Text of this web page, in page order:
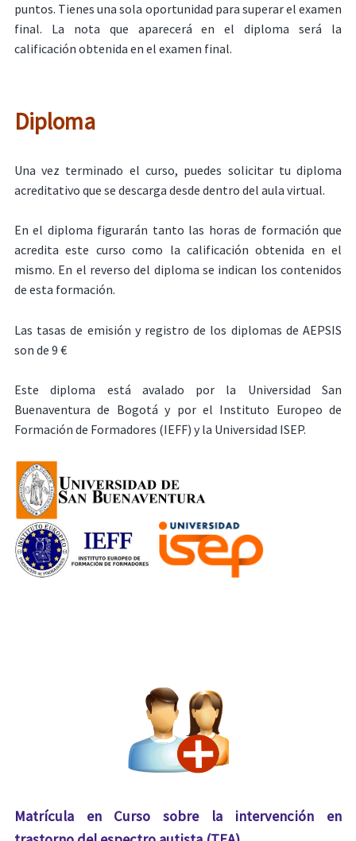
puntos. Tienes una sola oportunidad para superar el examen
final. La nota que aparecerá en el diploma será la
calificación obtenida en el examen final.
Diploma
Una vez terminado el curso, puedes solicitar tu diploma
acreditativo que se descarga desde dentro del aula virtual.
En el diploma figurarán tanto las horas de formación que
acredita este curso como la calificación obtenida en el
mismo. En el reverso del diploma se indican los contenidos
de esta formación.
Las tasas de emisión y registro de los diplomas de AEPSIS
son de 9 €
Este diploma está avalado por la Universidad San
Buenaventura de Bogotá y por el Instituto Europeo de
Formación de Formadores (IEFF) y la Universidad ISEP.
Matrícula en Curso sobre la intervención en